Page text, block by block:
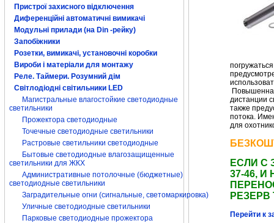
Пристрої захисного відключення
Диференційні автоматичні вимикачі
Модульні прилади (на Din -рейку)
Запобіжники
Розетки, вимикачі, установочні коробки
Вироби і матеріали для монтажу
Реле. Таймери. Розумний дім
Світлодіодні світильники LED
Магистральные влагостойкие светодиодные
светильники
Прожектора светодиодные
Точечные светодиодные светильники
Растровые светильники светодиодные
Бытовые светодиодные влагозащищенные
светильники для ЖКХ
Административные потолочные (бюджетные)
светодиодные светильники
Заградительные огни (сигнальные, светомаркировка)
Уличные светодиодные светильники
Парковые светодиодные прожектора
дистанции
также
потока.
для
ЕСЛИ С
37-46,
Перейти к